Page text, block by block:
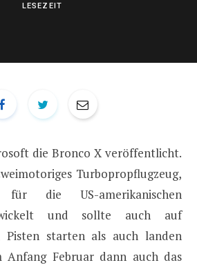
LESEZEIT
die Bronco X veröffentlicht.
Turbopropflugzeug,
die US-amerikanischen
und sollte auch auf
Pisten starten als auch landen
Anfang Februar dann auch das